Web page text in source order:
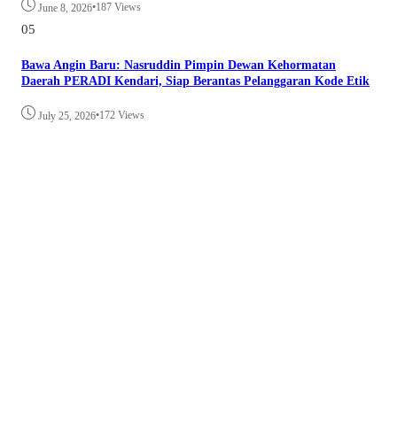
June 8, 2026•187 Views
05
Bawa Angin Baru: Nasruddin Pimpin Dewan Kehormatan
Daerah PERADI Kendari, Siap Berantas Pelanggaran Kode Etik
July 25, 2026•172 Views